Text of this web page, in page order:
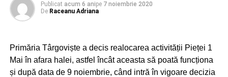
Publicat acum 6 anipe 7 noiembrie 2020
De Raceanu Adriana
Primăria Târgoviște a decis realocarea activității Pieței 1
Mai în afara halei, astfel încât aceasta să poată funcționa
și după data de 9 noiembrie, când intră în vigoare decizia